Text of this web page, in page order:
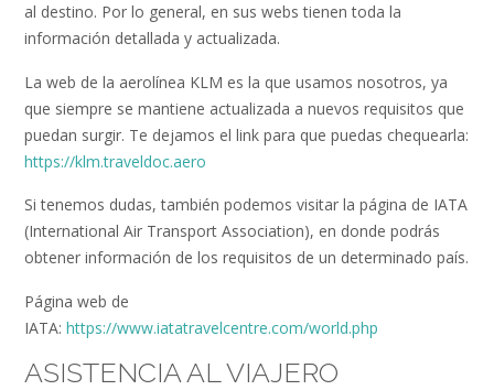
al destino. Por lo general, en sus webs tienen toda la
información detallada y actualizada.
La web de la aerolínea KLM es la que usamos nosotros, ya
que siempre se mantiene actualizada a nuevos requisitos que
puedan surgir. Te dejamos el link para que puedas chequearla:
https://klm.traveldoc.aero
Si tenemos dudas, también podemos visitar la página de IATA
(International Air Transport Association), en donde podrás
obtener información de los requisitos de un determinado país.
Página web de
IATA: https://www.iatatravelcentre.com/world.php
ASISTENCIA AL VIAJERO